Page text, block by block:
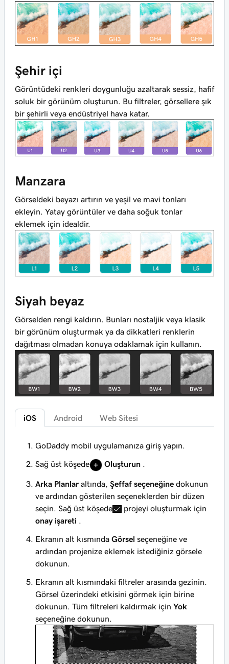
Şehir içi
Görüntüdeki renkleri doygunluğu azaltarak sessiz, hafif
soluk bir görünüm oluşturun. Bu filtreler, görsellere şık
bir şehirli veya endüstriyel hava katar.
Manzara
Görseldeki beyazı artırın ve yeşil ve mavi tonları
ekleyin. Yatay görüntüler ve daha soğuk tonlar
eklemek için idealdir.
Siyah beyaz
Görselden rengi kaldırın. Bunları nostaljik veya klasik
bir görünüm oluşturmak ya da dikkatleri renklerin
dağıtması olmadan konuya odaklamak için kullanın.
iOS Android Web Sitesi
GoDaddy mobil uygulamanıza giriş yapın.
Sağ üst köşede Oluşturun .
Arka Planlar altında, Şeffaf seçeneğine dokunun
ve ardından gösterilen seçeneklerden bir düzen
seçin. Sağ üst köşede
projeyi oluşturmak için
onay işareti
Ekranın alt kısmında Görsel seçeneğine ve
ardından projenize eklemek istediğiniz görsele
dokunun.
Ekranın alt kısmındaki filtreler arasında gezinin.
Görsel üzerindeki etkisini görmek için birine
dokunun. Tüm filtreleri kaldırmak için Yok
seçeneğine dokunun.